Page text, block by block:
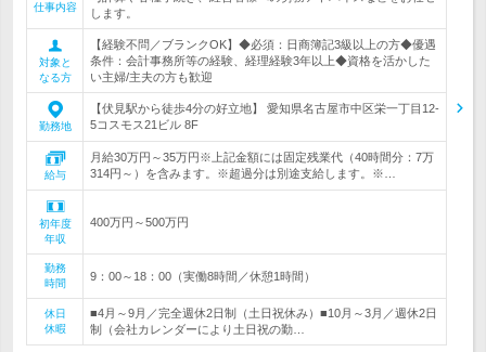
仕事内容
します。
対象と
なる方
【経験不問／ブランクOK】◆必須：日商簿記3級以上の方◆優遇
条件：会計事務所等の経験、経理経験3年以上◆資格を活かした
い主婦/主夫の方も歓迎
勤務地
【伏見駅から徒歩4分の好立地】 愛知県名古屋市中区栄一丁目12-
5コスモス21ビル 8F
給与
月給30万円～35万円※上記金額には固定残業代（40時間分：7万
314円～）を含みます。※超過分は別途支給します。※…
初年度
年収
400万円～500万円
勤務
時間
9：00～18：00（実働8時間／休憩1時間）
休日
休暇
■4月～9月／完全週休2日制（土日祝休み）■10月～3月／週休2日
制（会社カレンダーにより土日祝の勤…